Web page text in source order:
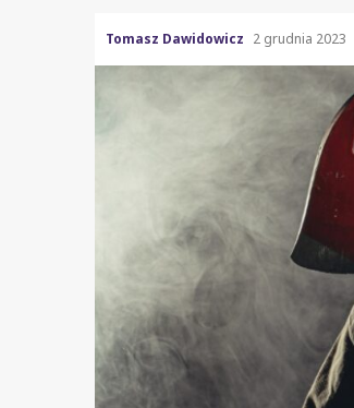
Tomasz Dawidowicz 2 grudnia 2023